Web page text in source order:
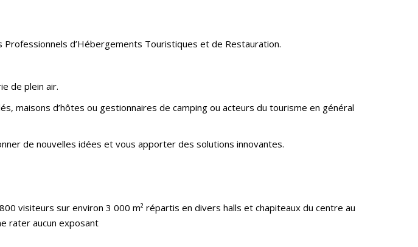
d’Hébergements Touristiques et de Restauration.
de plein air.
maisons d’hôtes ou gestionnaires de camping ou acteurs du tourisme en général
de nouvelles idées et vous apporter des solutions innovantes.
visiteurs sur environ 3 000 m² répartis en divers halls et chapiteaux du centre au
rater aucun exposant